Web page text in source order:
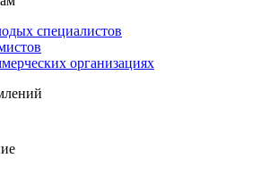
специалистов
организациях